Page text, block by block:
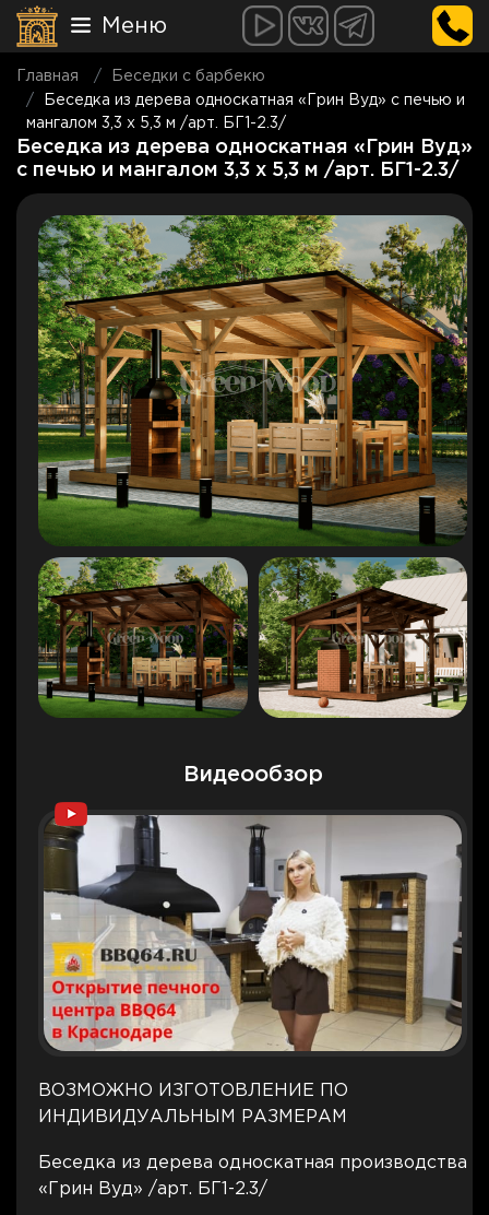
Меню
Главная
Беседки с барбекю
Беседка из дерева односкатная «Грин Вуд» с печью и
мангалом 3,3 х 5,3 м /арт. БГ1-2.3/
Беседка из дерева односкатная «Грин Вуд»
с печью и мангалом 3,3 х 5,3 м /арт. БГ1-2.3/
Видеообзор
ВОЗМОЖНО ИЗГОТОВЛЕНИЕ ПО
ИНДИВИДУАЛЬНЫМ РАЗМЕРАМ
Беседка из дерева односкатная производства
«Грин Вуд» /арт. БГ1-2.3/